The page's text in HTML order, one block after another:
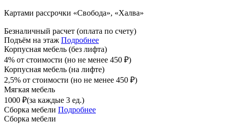
Картами рассрочки «Свобода», «Халва»
Безналичный расчет (оплата по счету)
Подъём на этаж Подробнее
Корпусная мебель (без лифта)
4% от стоимости (но не менее 450 ₽)
Корпусная мебель (на лифте)
2,5% от стоимости (но не менее 450 ₽)
Мягкая мебель
1000 ₽(за каждые 3 ед.)
Сборка мебели Подробнее
Сборка мебели